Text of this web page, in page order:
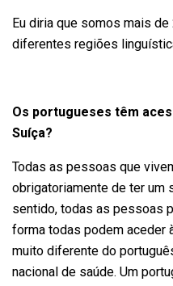
Eu diria que somos mais
diferentes regiões
Os portugueses têm
Suíça?
Todas as pessoas que
obrigatoriamente de ter um
sentido, todas as pessoas
forma todas podem aceder
muito diferente do
nacional de saúde. Um